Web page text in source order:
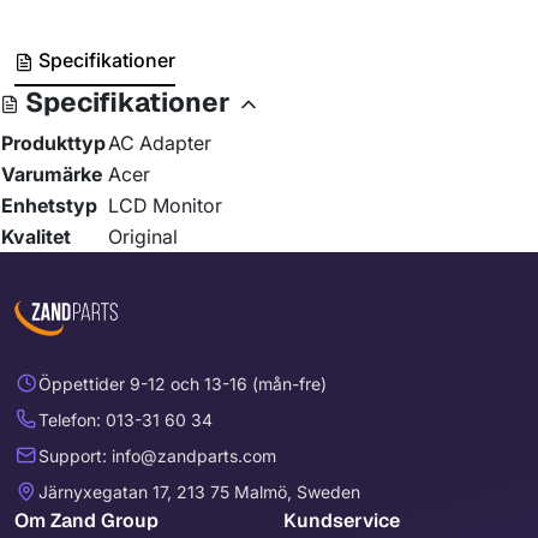
Specifikationer
Specifikationer
ProdukttypAC Adapter
Varumärke Acer
Enhetstyp LCD Monitor
Kvalitet
Original
Öppettider 9-12 och 13-16 (mån-fre)
Telefon: 013-31 60 34
Support: info@zandparts.com
Järnyxegatan 17, 213 75 Malmö, Sweden
Om Zand Group Kundservice